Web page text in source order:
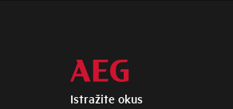
Istražite okus